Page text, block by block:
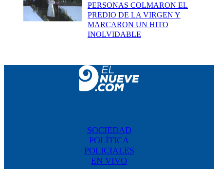
PERSONAS COLMARON EL
PREDIO DE LA VIRGEN Y
MARCARON UN HITO
INOLVIDABLE
SOCIEDAD
POLÍTICA
POLICIALES
EN VIVO